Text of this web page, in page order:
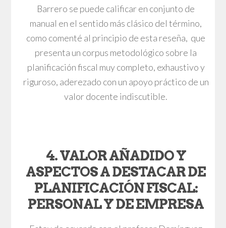
Barrero se puede calificar en conjunto de
manual en el sentido más clásico del término,
como comenté al principio de esta reseña, que
presenta un corpus metodológico sobre la
planificación fiscal muy completo, exhaustivo y
riguroso, aderezado con un apoyo práctico de un
valor docente indiscutible.
4. VALOR AÑADIDO Y
ASPECTOS A DESTACAR DE
PLANIFICACIÓN FISCAL:
PERSONAL Y DE EMPRESA